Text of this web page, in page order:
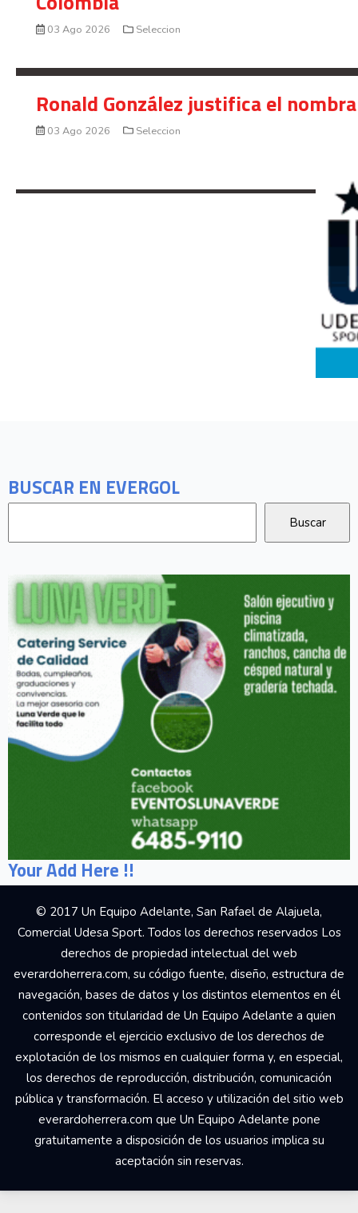
BUSCAR EN EVERGOL
Your Add Here !!
03 Ago 2026 Seleccion
Ronald González justifica el
03 Ago 2026 Seleccion
© 2017 Un Equipo Adelante, San Rafael de Alajuela,
Comercial Udesa Sport. Todos los derechos reservados Los
derechos de propiedad intelectual del web
everardoherrera.com, su código fuente, diseño, estructura de
navegación, bases de datos y los distintos elementos en él
contenidos son titularidad de Un Equipo Adelante a quien
corresponde el ejercicio exclusivo de los derechos de
explotación de los mismos en cualquier forma y, en especial,
los derechos de reproducción, distribución, comunicación
pública y transformación. El acceso y utilización del sitio web
everardoherrera.com que Un Equipo Adelante pone
gratuitamente a disposición de los usuarios implica su
aceptación sin reservas.